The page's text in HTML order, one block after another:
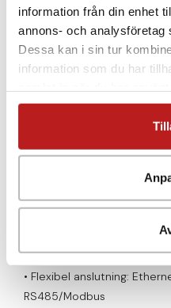
information från din enhet
annons- och analysföretag
Dessa kan i sin tur
information som du har
• Identifiera fel som
• Få tillgång till FFT-analys
felsökning
• Robust design för
AirGate Geter – Sömlös
AirGate Geter är hjärtat i
säkrar och distribuerar
plattformar integreras allt
• Flexibel anslutning:
RS485/Modbus